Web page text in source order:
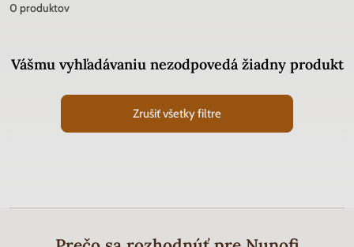
0 produktov
Vášmu vyhľadávaniu nezodpovedá žiadny produkt
Zrušiť všetky filtre